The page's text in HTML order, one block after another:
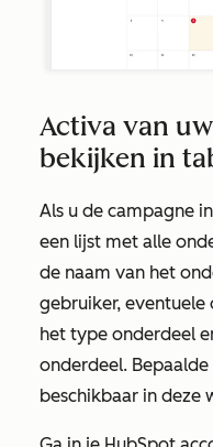
Activa van
bekijken in
Als u de campagne
een lijst met alle
de naam van het
gebruiker,
het type onderdeel
onderdeel.
beschikbaar in deze